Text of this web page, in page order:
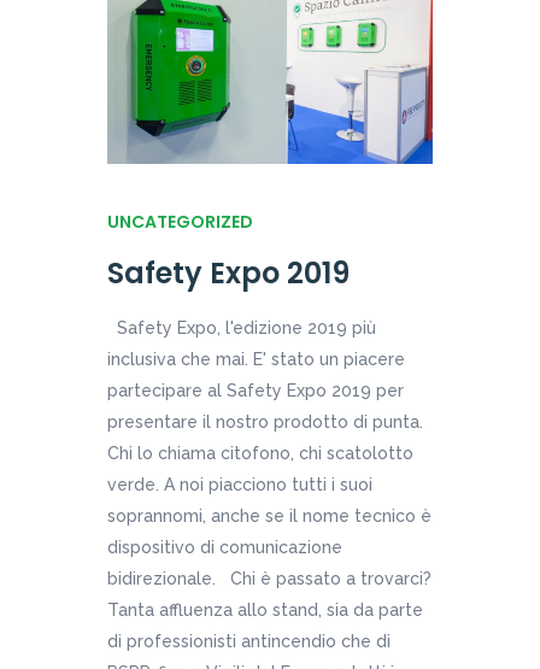
UNCATEGORIZED
Safety Expo 2019
Safety Expo, l'edizione 2019 più
inclusiva che mai. E' stato un piacere
partecipare al Safety Expo 2019 per
presentare il nostro prodotto di punta.
Chi lo chiama citofono, chi scatolotto
verde. A noi piacciono tutti i suoi
soprannomi, anche se il nome tecnico è
dispositivo di comunicazione
bidirezionale. Chi è passato a trovarci?
Tanta affluenza allo stand, sia da parte
di professionisti antincendio che di